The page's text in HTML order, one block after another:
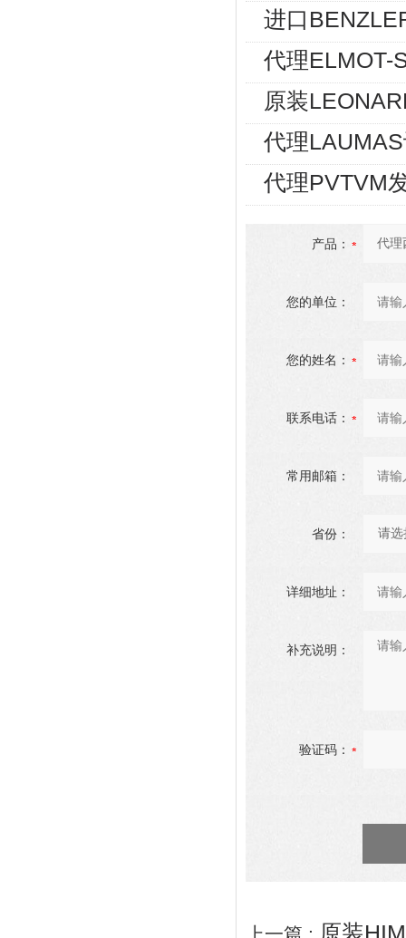
进口
代理ELMOT-
原装
代理
代理PVTVM
产品：
您的单位：
您的姓名：
联系电话：
常用邮箱：
省份：
详细地址：
补充说明：
验证码：
原装